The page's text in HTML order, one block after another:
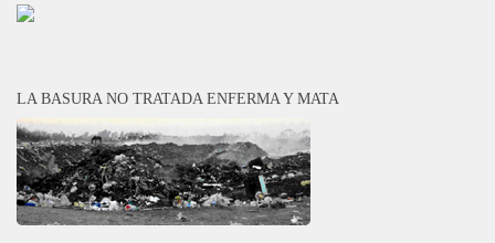
LA BASURA NO TRATADA ENFERMA Y MATA